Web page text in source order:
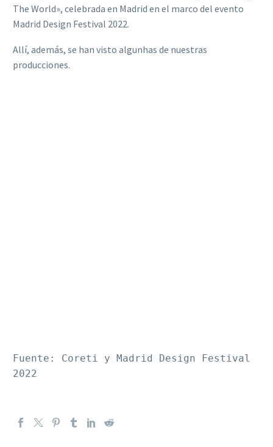
The World», celebrada en Madrid en el marco del evento
Madrid Design Festival 2022.
Allí, además, se han visto algunhas de nuestras
producciones.
Fuente: Coreti y Madrid Design Festival
2022